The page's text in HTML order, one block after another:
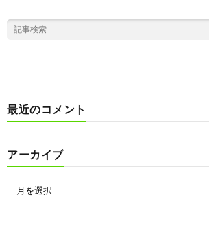
最近のコメント
アーカイブ